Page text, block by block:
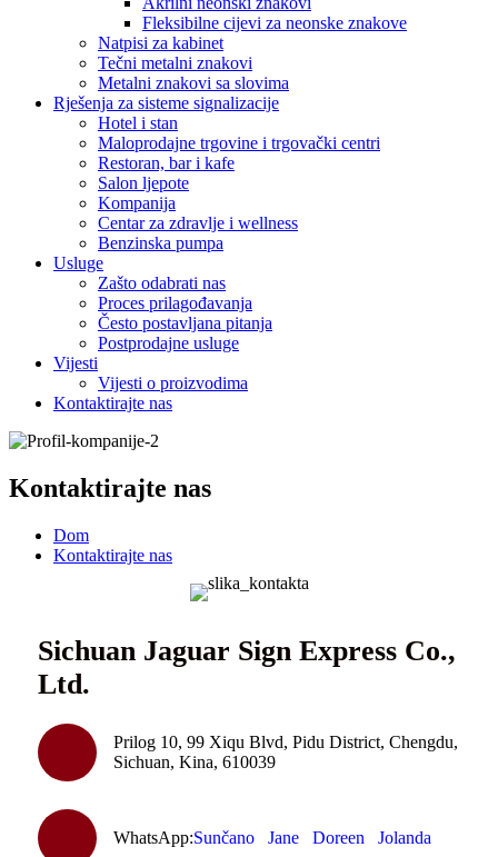
Fleksibilne cijevi za neonske znakove
Natpisi za kabinet
Tečni metalni znakovi
Metalni znakovi sa slovima
Rješenja za sisteme signalizacije
Hotel i stan
Maloprodajne trgovine i trgovački centri
Restoran, bar i kafe
Salon ljepote
Kompanija
Centar za zdravlje i wellness
Benzinska pumpa
Usluge
Zašto odabrati nas
Proces prilagođavanja
Često postavljana pitanja
Postprodajne usluge
Vijesti
Vijesti o proizvodima
Kontaktirajte nas
Kontaktirajte nas
Dom
Kontaktirajte nas
Sichuan Jaguar Sign Express Co.,
Ltd.
Prilog 10, 99 Xiqu Blvd, Pidu District, Chengdu,
Sichuan, Kina, 610039
WhatsApp:Sunčano Jane Doreen Jolanda